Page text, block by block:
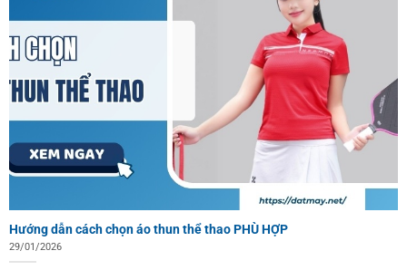
Hướng dẫn cách chọn áo thun thể thao PHÙ HỢP
29/01/2026